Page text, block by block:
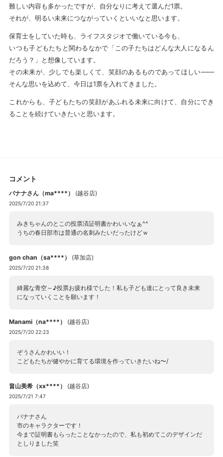
難しい内容も多かったですが、自分なりに考えて選んだ1票。
それが、明るい未来につながっていくといいなと思います。
保育士をしていた時も、ライフスタジオで働いている今も、
いつも子どもたちと関わるなかで「この子たちはどんな大人になるん
だろう？」と想像しています。
その未来が、少しでも楽しくて、笑顔のあるものであってほしい——
そんな思いを込めて、今日は1票を入れてきました。
これからも、子どもたちの笑顔があふれる未来に向けて、自分にでき
ることを続けていきたいと思います。
コメント
バナナさん（ma****） (越谷店)
2025/7/20 21:37
みきちゃんのとこの投票済証明書かわいいなぁ^^
うちの春日部市は普通の名刺みたいだったけどｗ
gon chan（sa****） (草加店)
2025/7/20 21:38
綺麗な青空～♪投票お疲れ様でした！私も子ども達にとって良き未来
になっていくことを願います！
Manami（na****） (越谷店)
2025/7/20 22:23
ぞうさんかわいい！
こどもたちが健やかに育てる環境を作っていきたいね〜/
畠山美希（xx****） (越谷店)
2025/7/21 7:47
バナナさん
市のキャラクターです！
今まで証明書もらったことなかったので、私も初めてこのデザインだ
としりました笑